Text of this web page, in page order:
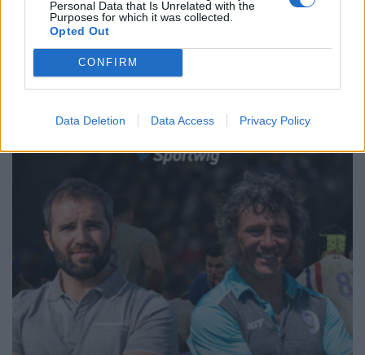
Personal Data that Is Unrelated with the
Purposes for which it was collected.
Opted Out
CONFIRM
Data Deletion Data Access Privacy Policy
8 9 10 11 12 13 14 16
Pagina 13 di 31